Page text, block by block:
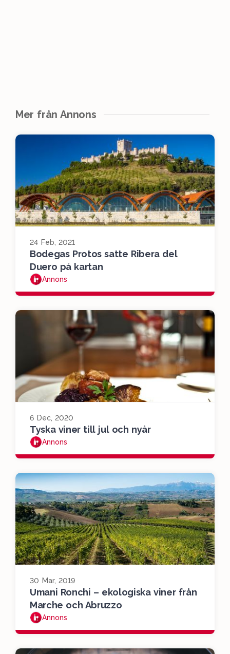
Mer från Annons
24 Feb, 2021
Bodegas Protos satte Ribera del
Duero på kartan
Annons
6 Dec, 2020
Tyska viner till jul och nyår
Annons
30 Mar, 2019
Umani Ronchi – ekologiska viner från
Marche och Abruzzo
Annons